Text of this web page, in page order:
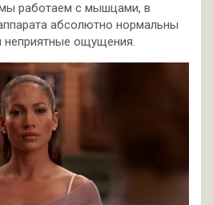
работаем с мышцами, в
абсолютно нормальны
неприятные ощущения.